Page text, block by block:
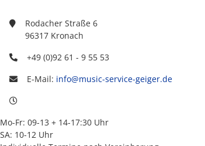
Rodacher Straße 6
96317 Kronach
+49 (0)92 61 - 9 55 53
E-Mail: info@music-service-geiger.de
Mo-Fr: 09-13 + 14-17:30 Uhr
SA: 10-12 Uhr